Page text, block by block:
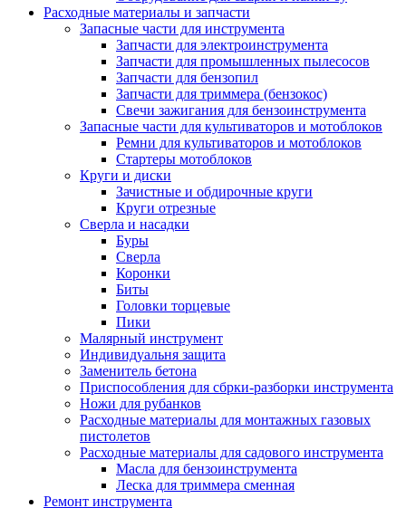
Расходные материалы и запчасти
Запасные части для инструмента
Запчасти для электроинструмента
Запчасти для промышленных пылесосов
Запчасти для бензопил
Запчасти для триммера (бензокос)
Свечи зажигания для бензоинструмента
Запасные части для культиваторов и мотоблоков
Ремни для культиваторов и мотоблоков
Стартеры мотоблоков
Круги и диски
Зачистные и обдирочные круги
Круги отрезные
Сверла и насадки
Буры
Сверла
Коронки
Биты
Головки торцевые
Пики
Малярный инструмент
Индивидуальня защита
Заменитель бетона
Приспособления для сбрки-разборки инструмента
Ножи для рубанков
Расходные материалы для монтажных газовых
пистолетов
Расходные материалы для садового инструмента
Масла для бензоинструмента
Леска для триммера сменная
Ремонт инструмента